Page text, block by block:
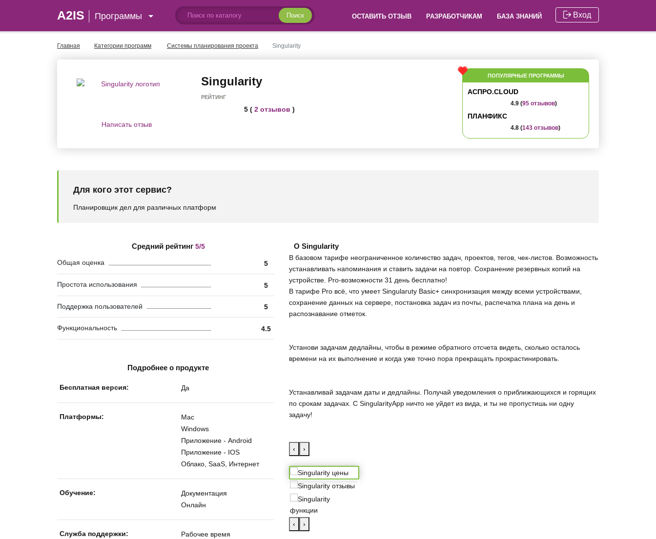
A2IS Программы ОСТАВИТЬ ОТЗЫВ РАЗРАБОТЧИКАМ БАЗА ЗНАНИЙ
Поиск Вход
Главная Категории программ Системы планирования проекта Singularity
Написать отзыв
Singularity
РЕЙТИНГ
5 ( 2 отзывов )
ПОПУЛЯРНЫЕ ПРОГРАММЫ
АСПРО.CLOUD
4.9 (95 отзывов)
ПЛАНФИКС
4.8 (143 отзывов)
Для кого этот сервис?
Планировщик дел для различных платформ
О Singularity
В базовом тарифе неограниченное количество задач, проектов, тегов, чек-листов. Возможность
устанавливать напоминания и ставить задачи на повтор. Сохранение резервных копий на
устройстве. Pro-возможности 31 день бесплатно!
В тарифе Pro всё, что умеет Singularuty Basic+ синхронизация между всеми устройствами,
сохранение данных на сервере, постановка задач из почты, распечатка плана на день и
распознавание отметок.
Установи задачам дедлайны, чтобы в режиме обратного отсчета видеть, сколько осталось
времени на их выполнение и когда уже точно пора прекращать прокрастинировать.
Устанавливай задачам даты и дедлайны. Получай уведомления о приближающихся и горящих
по срокам задачах. С SingularityApp ничто не уйдет из вида, и ты не пропустишь ни одну
задачу!
‹ ›
‹ ›
Средний рейтинг 5/5
Общая оценка 5
Простота использования 5
Поддержка пользователей 5
Функциональность 4.5
Подробнее о продукте
Бесплатная версия: Да
Платформы:
Mac
Windows
Приложение - Android
Приложение - IOS
Облако, SaaS, Интернет
Обучение:
Документация
Онлайн
Службa поддержки:
Рабочее время